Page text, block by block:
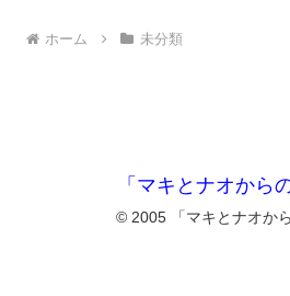
ホーム 未分類
「マキとナオから
© 2005 「マキとナオか